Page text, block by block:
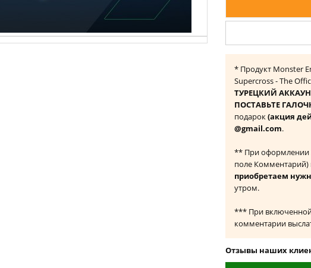
* Продукт Monster
Supercross - The
ТУРЕЦКИЙ
ПОСТАВЬТЕ
подарок(акция
@gmail.com.
** При оформлении
поле
приобретаем
утром.
*** При
комментарии
Отзывы наших